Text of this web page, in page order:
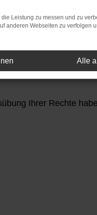
Daten bei
oder den darauf
Ihrer Rechte
Leistung zu messen und zu
anderen Webseiten zu verfolgen
Alle